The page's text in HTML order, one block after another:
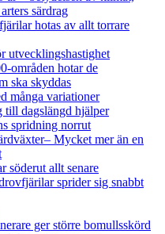
särdrag
hotas av allt torrare
utvecklingshastighet
områden hotar de
ska skyddas
många variationer
till dagslängd hjälper
spridning norrut
Mycket mer än en
söderut allt senare
sprider sig snabbt
ger större bomullsskörd